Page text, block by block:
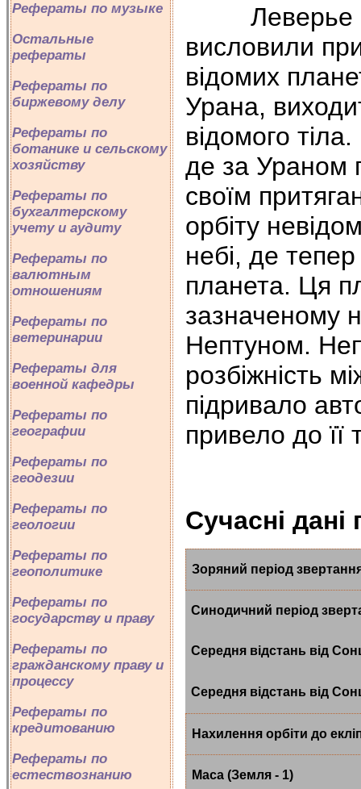
Рефераты по музыке
Остальные
рефераты
Рефераты по
биржевому делу
Рефераты по
ботанике и сельскому
хозяйству
Рефераты по
бухгалтерскому
учету и аудиту
Рефераты по
валютным
отношениям
Рефераты по
ветеринарии
Рефераты для
военной кафедры
Рефераты по
географии
Рефераты по
геодезии
Рефераты по
геологии
Рефераты по
геополитике
Рефераты по
государству и праву
Рефераты по
гражданскому праву и
процессу
Рефераты по
кредитованию
Рефераты по
естествознанию
Леверье (у
висловили
відомих
Урана,
відомого
де за Ураном
своїм
орбіту
небі, де
планета. Ця
зазначеному
Нептуном.
розбіжність
підривало
привело до її
Сучасні
Зоряний період
Синодичний період
Середня відстань від
Середня відстань від
Нахилення орбіти до
Маса (Земля - 1)